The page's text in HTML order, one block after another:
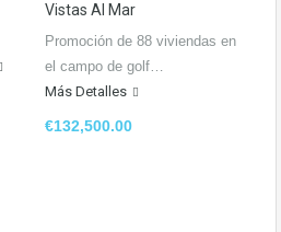
Vistas Al Mar
Promoción de 88 viviendas en
el campo de golf…
Más Detalles
€132,500.00